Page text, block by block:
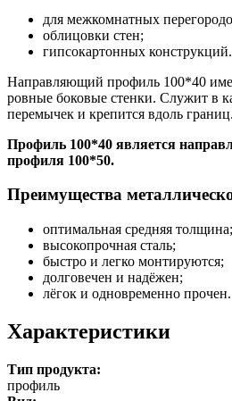
для межкомнатных
облицовки стен;
гипсокартонных конструкций.
Направляющий профиль 100*40
ровные боковые стенки. Служит в
перемычек и крепится вдоль границ.
Профиль 100*40 является
профиля 100*50.
Преимущества
оптимальная средняя толщина;
высокопрочная сталь;
быстро и легко монтируются;
долговечен и надёжен;
лёгок и одновременно прочен.
Характеристики
Тип продукта:
профиль